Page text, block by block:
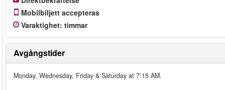
Mobilbiljett accepteras
Varaktighet: timmar
Avgångstider
Monday, Wednesday, Friday & Saturday at 7:15 AM.